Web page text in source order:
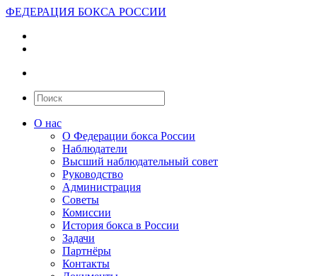
ФЕДЕРАЦИЯ БОКСА РОССИИ
О нас
О Федерации бокса России
Наблюдатели
Высший наблюдательный совет
Руководство
Администрация
Советы
Комиссии
История бокса в России
Задачи
Партнёры
Контакты